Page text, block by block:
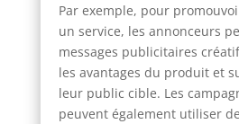
Par exemple, pour
un service, les annonceurs
messages publicitaires
les avantages du produit et
leur public cible. Les
peuvent également utiliser